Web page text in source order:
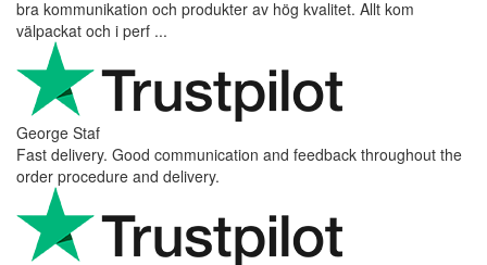
bra kommunikation och produkter av hög kvalitet. Allt kom
välpackat och i perf ...
George Staf
Fast delivery. Good communication and feedback throughout the
order procedure and delivery.